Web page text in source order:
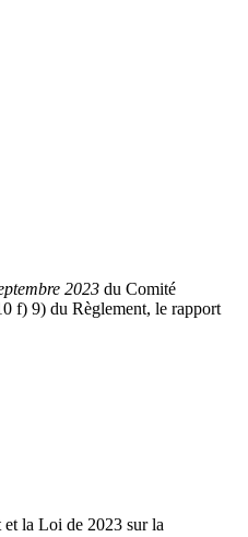
2023 du Comité
f) 9) du Règlement, le rapport
et la Loi de 2023 sur la